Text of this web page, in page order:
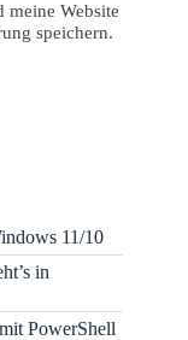
meine Website
speichern.
11/10
in
PowerShell